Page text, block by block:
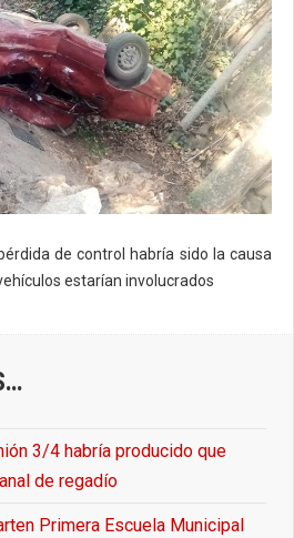
de control habría sido la causa
estarían involucrados
3/4 habría producido que
de regadío
Primera Escuela Municipal